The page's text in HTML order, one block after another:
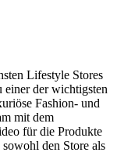
Lifestyle Stores
einer der wichtigsten
Fashion- und
mit dem
für die Produkte
den Store als